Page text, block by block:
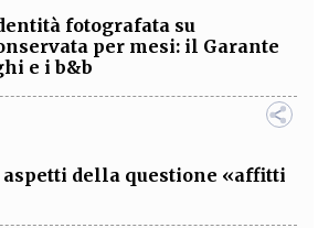
fotografata su
per mesi: il Garante
e i b&b
aspetti della questione «affitti